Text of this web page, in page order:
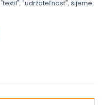
"textil", "udržateľnosť", šijeme